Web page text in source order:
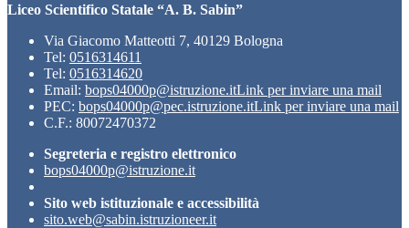
Liceo Scientifico Statale “A. B. Sabin”
Via Giacomo Matteotti 7, 40129 Bologna
Tel: 0516314611
Tel: 0516314620
Email: bops04000p@istruzione.itLink per inviare una mail
PEC: bops04000p@pec.istruzione.itLink per inviare una mail
C.F.: 80072470372
Segreteria e registro elettronico
bops04000p@istruzione.it
Sito web istituzionale e accessibilità
sito.web@sabin.istruzioneer.it